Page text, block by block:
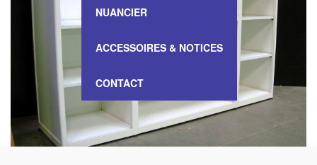
NUANCIER
ACCESSOIRES & NOTICES
CONTACT